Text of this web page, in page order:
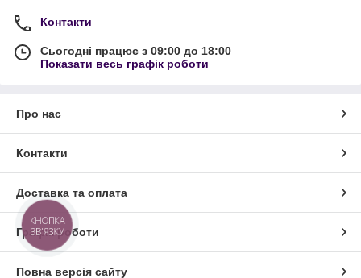
Контакти
Сьогодні працює з 09:00 до 18:00
Показати весь графік роботи
Про нас
Контакти
Доставка та оплата
Графік роботи
Повна версія сайту
КНОПКА
ЗВ'ЯЗКУ